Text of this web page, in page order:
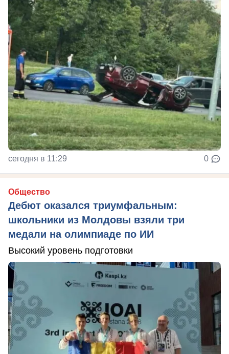
сегодня в 11:29 0
Общество
Дебют оказался триумфальным:
школьники из Молдовы взяли три
медали на олимпиаде по ИИ
Высокий уровень подготовки